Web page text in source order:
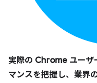
実際の Chrome ユーザ
マンスを把握し、業界